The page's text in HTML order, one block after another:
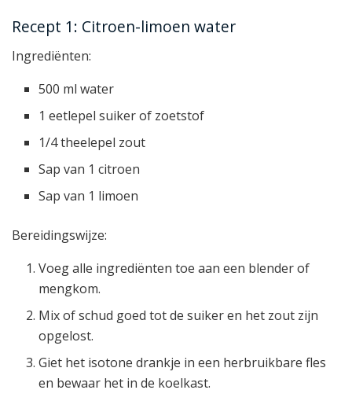
Recept 1: Citroen-limoen water
Ingrediënten:
500 ml water
1 eetlepel suiker of zoetstof
1/4 theelepel zout
Sap van 1 citroen
Sap van 1 limoen
Bereidingswijze:
Voeg alle ingrediënten toe aan een blender of
mengkom.
Mix of schud goed tot de suiker en het zout zijn
opgelost.
Giet het isotone drankje in een herbruikbare fles
en bewaar het in de koelkast.